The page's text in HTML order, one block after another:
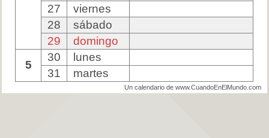
27
viernes
28
sábado
29
domingo
5
30
lunes
31
martes
Un calendario de www.CuandoEnElMundo.com